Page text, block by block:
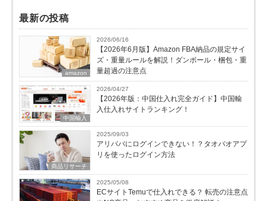
最新の投稿
amazon
2026/06/16
【2026年6月版】Amazon FBA納品の規定サイ
ズ・重量ルールを解説！ダンボール・梱包・重
量超過の注意点
中国輸入
2026/04/27
【2026年版：中国仕入れ完全ガイド】中国輸
入仕入れサイトランキング！
商品リサーチ
2025/09/03
アリババにログインできない！？タオバオアプ
リを使ったログイン方法
2025/05/08
ECサイトTemuで仕入れできる？ 転売の注意点